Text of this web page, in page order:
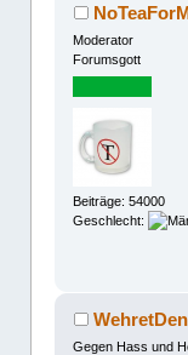
Moderator
Forumsgott
Beiträge: 54000
Geschlecht:
Gegen Hass und